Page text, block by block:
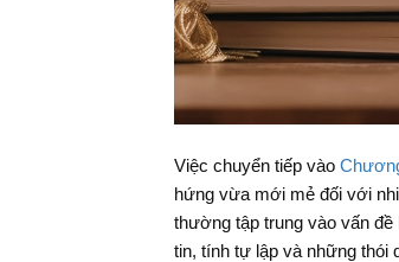
Việc chuyển tiếp vào
hứng vừa mới mẻ đối với
thường tập trung vào vấn
tin, tính tự lập và những thói